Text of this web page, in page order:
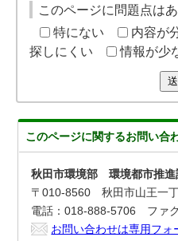
このページに問題点は
特にない
内容が
探しにくい
情報が少
このページに関するお問い合
秋田市環境部 環境都市推
〒010-8560 秋田市山王一
電話：018-888-5706 ファ
お問い合わせは専用フォ